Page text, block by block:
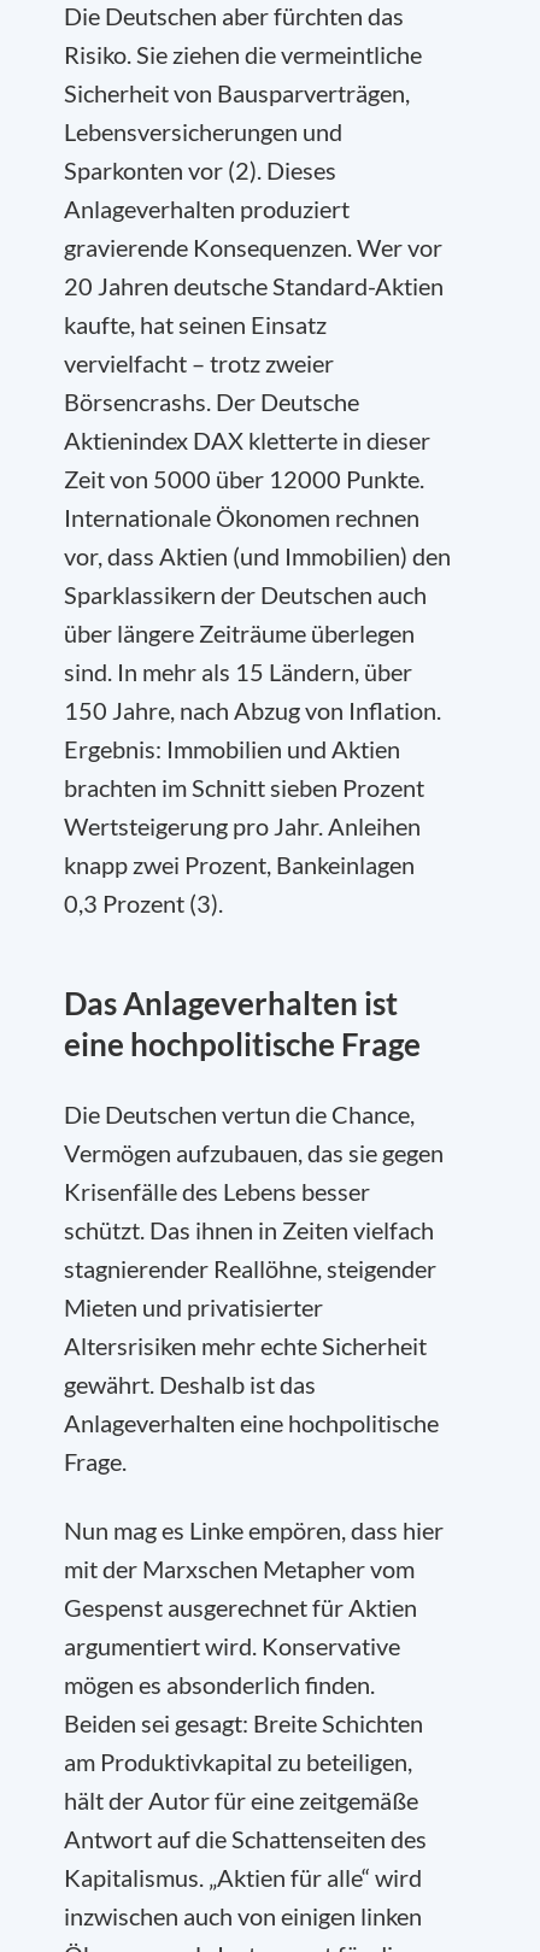
Die Deutschen aber fürchten das
Risiko. Sie ziehen die vermeintliche
Sicherheit von Bausparverträgen,
Lebensversicherungen und
Sparkonten vor (2). Dieses
Anlageverhalten produziert
gravierende Konsequenzen. Wer vor
20 Jahren deutsche Standard-Aktien
kaufte, hat seinen Einsatz
vervielfacht – trotz zweier
Börsencrashs. Der Deutsche
Aktienindex DAX kletterte in dieser
Zeit von 5000 über 12000 Punkte.
Internationale Ökonomen rechnen
vor, dass Aktien (und Immobilien) den
Sparklassikern der Deutschen auch
über längere Zeiträume überlegen
sind. In mehr als 15 Ländern, über
150 Jahre, nach Abzug von Inflation.
Ergebnis: Immobilien und Aktien
brachten im Schnitt sieben Prozent
Wertsteigerung pro Jahr. Anleihen
knapp zwei Prozent, Bankeinlagen
0,3 Prozent (3).
Das Anlageverhalten ist
eine hochpolitische Frage
Die Deutschen vertun die Chance,
Vermögen aufzubauen, das sie gegen
Krisenfälle des Lebens besser
schützt. Das ihnen in Zeiten vielfach
stagnierender Reallöhne, steigender
Mieten und privatisierter
Altersrisiken mehr echte Sicherheit
gewährt. Deshalb ist das
Anlageverhalten eine hochpolitische
Frage.
Nun mag es Linke empören, dass hier
mit der Marxschen Metapher vom
Gespenst ausgerechnet für Aktien
argumentiert wird. Konservative
mögen es absonderlich finden.
Beiden sei gesagt: Breite Schichten
am Produktivkapital zu beteiligen,
hält der Autor für eine zeitgemäße
Antwort auf die Schattenseiten des
Kapitalismus. „Aktien für alle“ wird
inzwischen auch von einigen linken